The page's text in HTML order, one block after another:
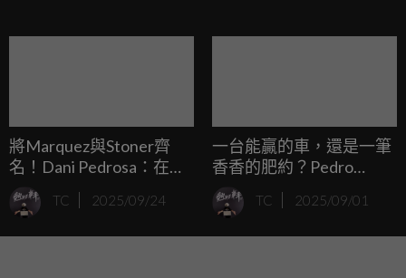
將Marquez與Stoner齊
名！Dani Pedrosa：在他
們身上，我看到了我做不
到的事情... ...
TC 2025/09/24
一台能贏的車，還是一筆
香香的肥約？Pedro
Acosta：不能贏，就都沒
意義！TC 2025/09/01